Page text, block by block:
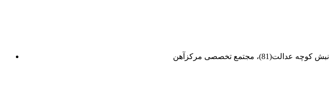
مجتمع تخصصی مرکزآهن